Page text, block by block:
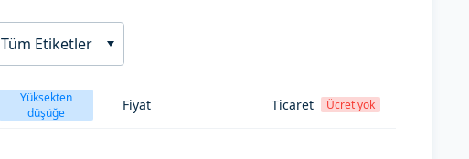
Tüm Etiketler
Yüksekten
düşüğe
Fiyat Ticaret Ücret yok